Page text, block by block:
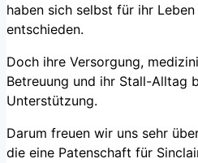
haben sich selbst für ihr Leben
entschieden.
Doch ihre Versorgung,
Betreuung und ihr Stall-Alltag
Unterstützung.
Darum freuen wir uns sehr
die eine Patenschaft für